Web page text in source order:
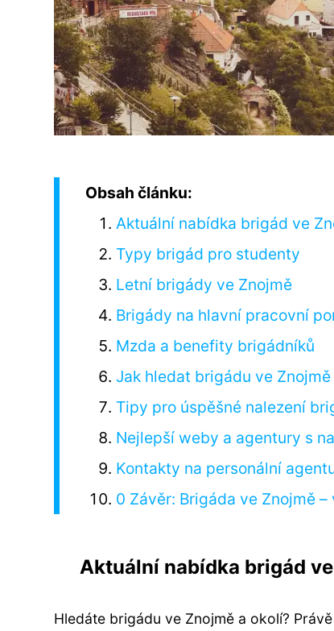
Obsah článku:
Aktuální nabídka brigád ve
Typy brigád pro studenty
Letní brigády ve Znojmě
Brigády na hlavní pracovní
Mzda a benefity brigádníků
Jak hledat brigádu ve Znojmě
Tipy pro úspěšné nalezení
Nejlepší weby a agentury s
Kontakty na personální
0 Závěr: Brigáda ve Znojmě –
Aktuální nabídka brigád
Hledáte brigádu ve Znojmě a okolí?